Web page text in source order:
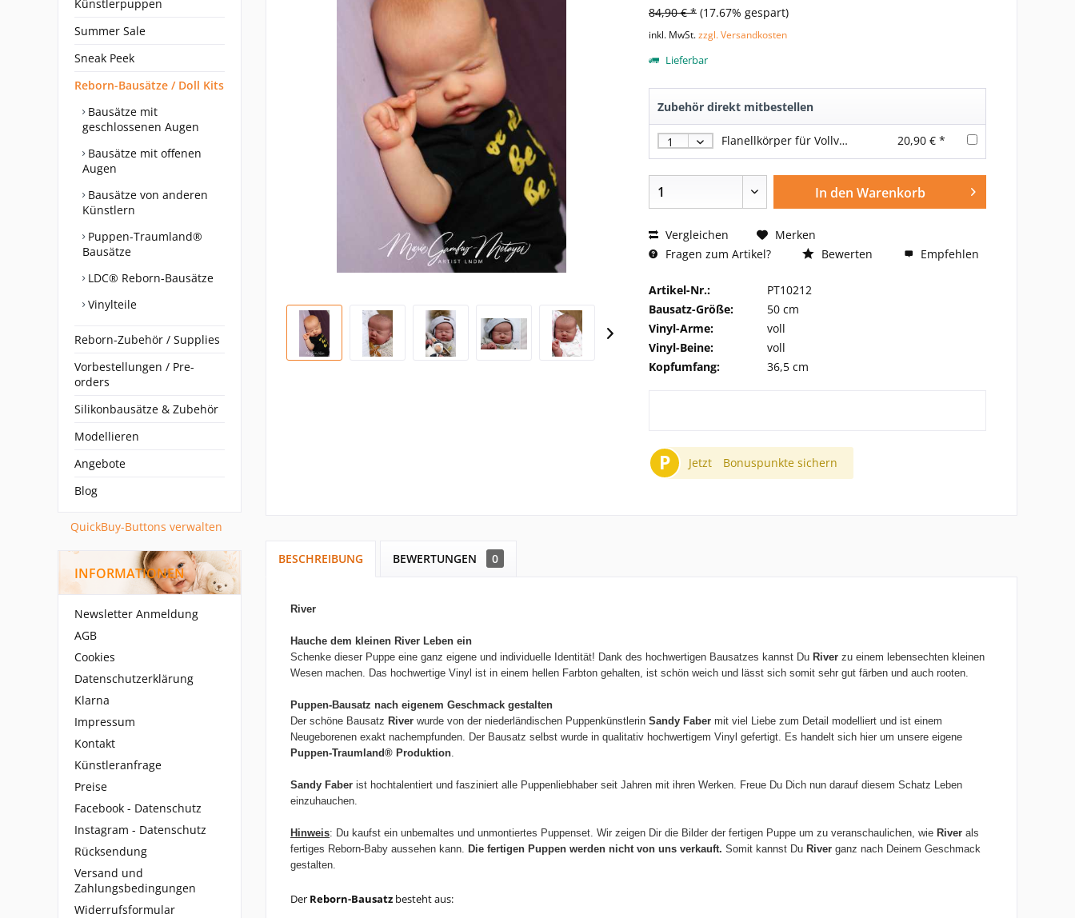
Künstlerpuppen
Summer Sale
Sneak Peek
Reborn-Bausätze / Doll Kits
Bausätze mit
geschlossenen Augen
Bausätze mit offenen
Augen
Bausätze von anderen
Künstlern
Puppen-Traumland®
Bausätze
LDC® Reborn-Bausätze
Vinylteile
Reborn-Zubehör / Supplies
Vorbestellungen / Pre-
orders
Silikonbausätze & Zubehör
Modellieren
Angebote
Blog
QuickBuy-Buttons verwalten
INFORMATIONEN
Newsletter Anmeldung
AGB
Cookies
Datenschutzerklärung
Klarna
Impressum
Kontakt
Künstleranfrage
Preise
Facebook - Datenschutz
Instagram - Datenschutz
Rücksendung
Versand und
Zahlungsbedingungen
Widerrufsformular
84,90 € * (17.67% gespart)
inkl. MwSt.zzgl. Versandkosten
Lieferbar
Zubehör direkt mitbestellen
Flanellkörper für Vollvinyl-Puppen mit Gelenken 20 inch/52 cm front leg 20,90 € *
In den Warenkorb
Vergleichen
Merken
Fragen zum Artikel?
Bewerten Empfehlen
Artikel-Nr.:
PT10212
Bausatz-Größe:
50 cm
Vinyl-Arme:
voll
Vinyl-Beine:
voll
Kopfumfang:
36,5 cm
P Jetzt Bonuspunkte sichern
BESCHREIBUNG BEWERTUNGEN 0
River
Hauche dem kleinen River Leben ein
Schenke dieser Puppe eine ganz eigene und individuelle Identität! Dank des hochwertigen Bausatzes kannst Du River zu einem lebensechten kleinen
Wesen machen. Das hochwertige Vinyl ist in einem hellen Farbton gehalten, ist schön weich und lässt sich somit sehr gut färben und auch rooten.
Puppen-Bausatz nach eigenem Geschmack gestalten
Der schöne Bausatz River wurde von der niederländischen Puppenkünstlerin Sandy Faber mit viel Liebe zum Detail modelliert und ist einem
Neugeborenen exakt nachempfunden. Der Bausatz selbst wurde in qualitativ hochwertigem Vinyl gefertigt. Es handelt sich hier um unsere eigene
Puppen-Traumland® Produktion.
Sandy Faber ist hochtalentiert und fasziniert alle Puppenliebhaber seit Jahren mit ihren Werken. Freue Du Dich nun darauf diesem Schatz Leben
einzuhauchen.
Hinweis: Du kaufst ein unbemaltes und unmontiertes Puppenset. Wir zeigen Dir die Bilder der fertigen Puppe um zu veranschaulichen, wie River als
fertiges Reborn-Baby aussehen kann. Die fertigen Puppen werden nicht von uns verkauft. Somit kannst Du River ganz nach Deinem Geschmack
gestalten.
Der Reborn-Bausatz besteht aus: